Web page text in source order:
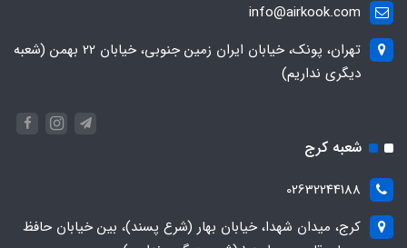
info@airkook.com
تهران، پونک، خیابان ایران زمین جنوبی، خیابان 22 بهمن (شعبه
دیگری نداریم)
شعبه کرج
02632244188
کرج، میدان شهدا، خیابان بهار (شرع پسند)، بین خیابان حافظ